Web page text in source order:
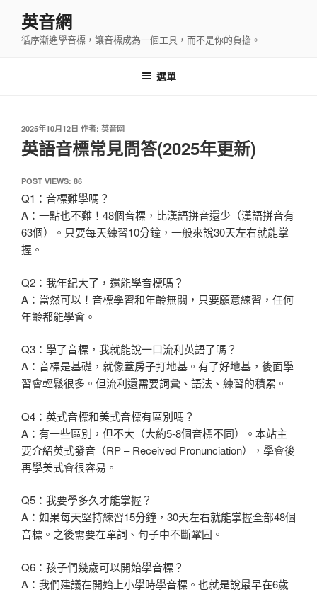
英音網
循序漸進學音標，讓音標成為一個工具，而不是你的負擔。
選單
發
佈
於
2025年10月12日 作者: 英音网
英語音標常見問答(2025年更新)
POST VIEWS: 86
Q1：音標難學嗎？
A：一點也不難！48個音標，比漢語拼音還少（漢語拼音有
63個）。只要每天練習10分鐘，一般來說30天左右就能掌
握。
Q2：我年紀大了，還能學音標嗎？
A：當然可以！音標學習和年齡無關，只要願意練習，任何
年齡都能學會。
Q3：學了音標，我就能說一口流利英語了嗎？
A：音標是基礎，就像蓋房子打地基。有了好地基，後面學
習會輕鬆很多。但流利還需要詞彙、語法、練習的積累。
Q4：英式音標和美式音標有區別嗎？
A：有一些區別，但不大（大約5-8個音標不同）。本站主
要介紹英式發音（RP – Received Pronunciation），學會後
再學美式會很容易。
Q5：我要學多久才能掌握？
A：如果每天堅持練習15分鐘，30天左右就能掌握全部48個
音標。之後需要在單詞、句子中不斷鞏固。
Q6：孩子們幾歲可以開始學音標？
A：我們建議在開始上小學時學音標。也就是說最早在6歲